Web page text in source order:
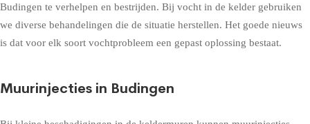
Budingen te verhelpen en bestrijden. Bij vocht in de kelder gebruiken
we diverse behandelingen die de situatie herstellen. Het goede nieuws
is dat voor elk soort vochtprobleem een gepast oplossing bestaat.
Muurinjecties in Budingen